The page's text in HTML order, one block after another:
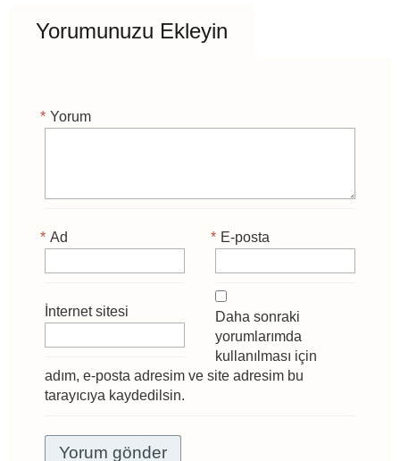
Yorumunuzu Ekleyin
Yorum
*
Ad
* E-posta
*
İnternet sitesi
Daha sonraki
yorumlarımda
kullanılması için
adım, e-posta adresim ve site adresim bu
tarayıcıya kaydedilsin.